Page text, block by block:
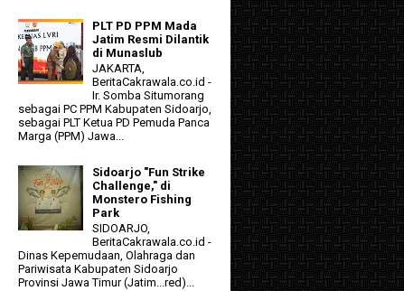
PLT PD PPM Mada
Jatim Resmi Dilantik
di Munaslub
JAKARTA,
BeritaCakrawala.co.id -
Ir. Somba Situmorang
sebagai PC PPM Kabupaten Sidoarjo,
sebagai PLT Ketua PD Pemuda Panca
Marga (PPM) Jawa...
Sidoarjo "Fun Strike
Challenge," di
Monstero Fishing
Park
SIDOARJO,
BeritaCakrawala.co.id -
Dinas Kepemudaan, Olahraga dan
Pariwisata Kabupaten Sidoarjo
Provinsi Jawa Timur (Jatim...red)...